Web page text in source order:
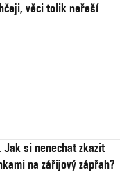
věci tolik neřeší
Jak si nenechat zkazit
na zářijový zápřah?